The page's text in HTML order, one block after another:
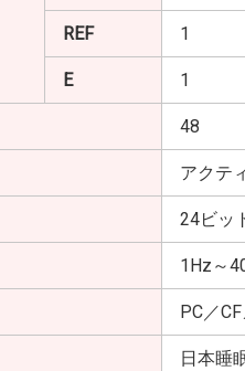
REF 1
E 1
48
アクテ
24ビッ
1Hz～
PC／
日本睡